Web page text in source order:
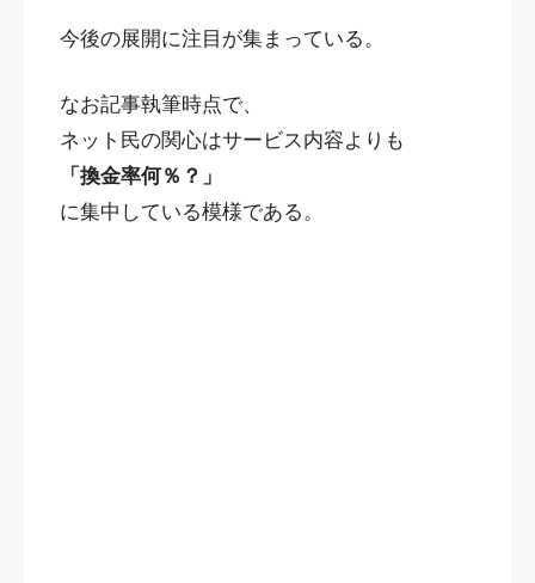
今後の展開に注目が集まっている。
なお記事執筆時点で、
ネット民の関心はサービス内容よりも
「換金率何％？」
に集中している模様である。